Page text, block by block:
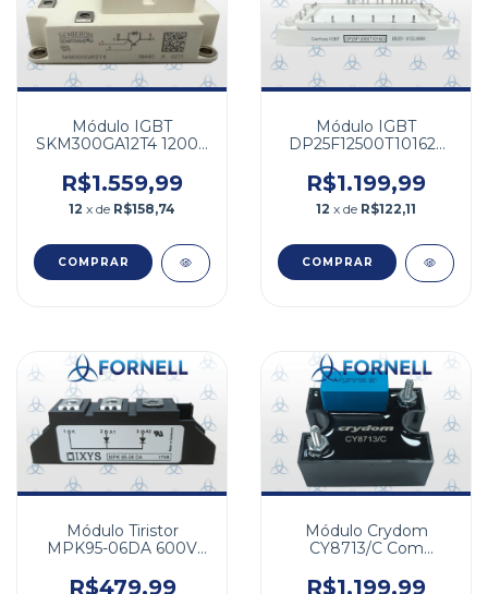
Módulo IGBT
SKM300GA12T4 1200V
R$1.559,99
12 x de R$158,74
Módulo IGBT
DP25F12500T101623
R$1.199,99
12 x de R$122,11
Módulo Tiristor
MPK95-06DA 600V
R$479,99
Módulo Crydom
CY8713/C Com
R$1.199,99